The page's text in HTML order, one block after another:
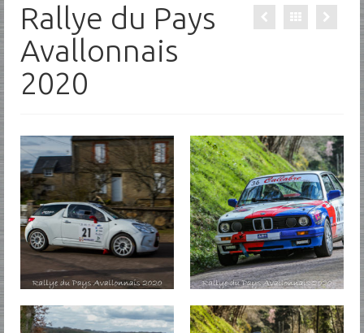
Rallye du Pays
Avallonnais
2020